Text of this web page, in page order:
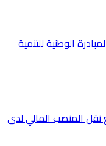
الوطنية للتنمية
نقل المنصب المالي لدى